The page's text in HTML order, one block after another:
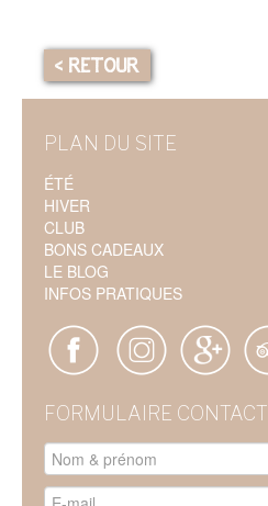
< RETOUR
PLAN DU SITE
ÉTÉ
HIVER
CLUB
BONS CADEAUX
LE BLOG
INFOS PRATIQUES
FORMULAIRE CONTACT